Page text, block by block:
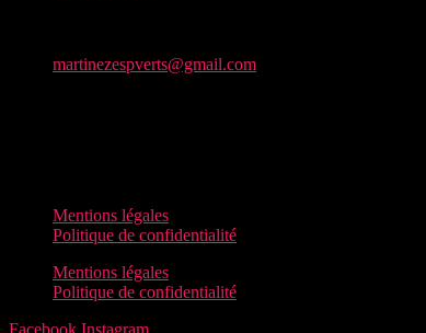
martinezespverts@gmail.com
Mentions légales
Politique de confidentialité
Mentions légales
Politique de confidentialité
Facebook Instagram